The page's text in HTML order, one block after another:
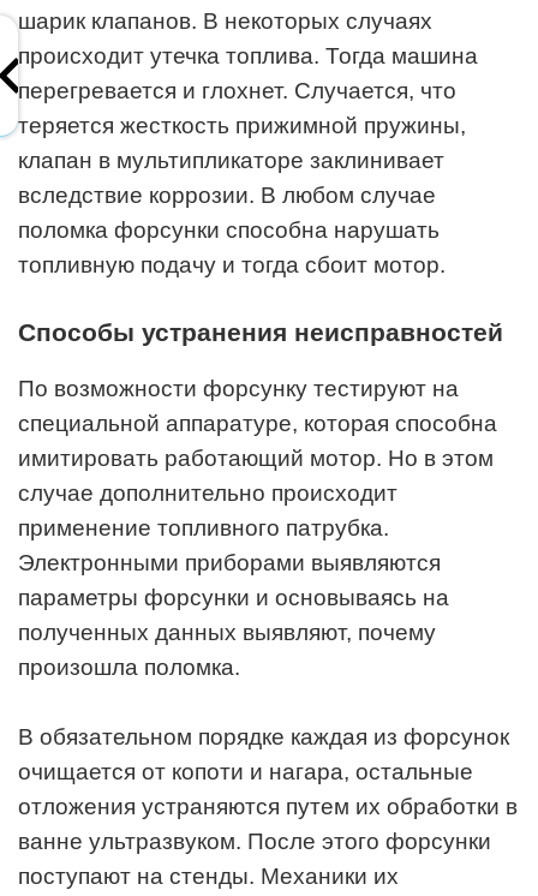
шарик клапанов. В некоторых случаях
происходит утечка топлива. Тогда машина
перегревается и глохнет. Случается, что
теряется жесткость прижимной пружины,
клапан в мультипликаторе заклинивает
вследствие коррозии. В любом случае
поломка форсунки способна нарушать
топливную подачу и тогда сбоит мотор.
Способы устранения неисправностей
По возможности форсунку тестируют на
специальной аппаратуре, которая способна
имитировать работающий мотор. Но в этом
случае дополнительно происходит
применение топливного патрубка.
Электронными приборами выявляются
параметры форсунки и основываясь на
полученных данных выявляют, почему
произошла поломка.
В обязательном порядке каждая из форсунок
очищается от копоти и нагара, остальные
отложения устраняются путем их обработки в
ванне ультразвуком. После этого форсунки
поступают на стенды. Механики их